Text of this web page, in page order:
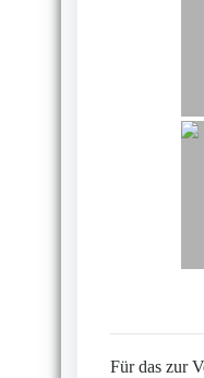
Für das zur